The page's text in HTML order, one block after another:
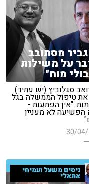
מסתובב
על משילות
מוח"
סגלוביץ (יש עתיד)
טיפול הממשלה בגל
"אין הפתעות -
הפשיעה לא מעניין
30/
ניסים משעל ועמיחי
אתאלי